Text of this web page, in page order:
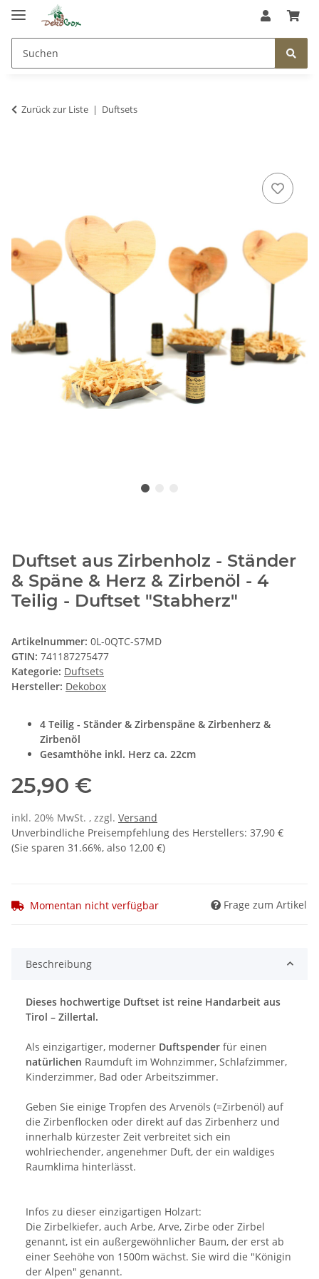
Zurück zur Liste Duftsets
Duftset aus Zirbenholz - Ständer
& Späne & Herz & Zirbenöl - 4
Teilig - Duftset "Stabherz"
Artikelnummer: 0L-0QTC-S7MD
GTIN: 741187275477
Kategorie: Duftsets
Hersteller: Dekobox
4 Teilig - Ständer & Zirbenspäne & Zirbenherz &
Zirbenöl
Gesamthöhe inkl. Herz ca. 22cm
25,90 €
inkl. 20% MwSt. , zzgl. Versand
Unverbindliche Preisempfehlung des Herstellers: 37,90 €
(Sie sparen 31.66%, also 12,00 €)
Momentan nicht verfügbar Frage zum Artikel
Beschreibung
Dieses hochwertige Duftset ist reine Handarbeit aus
Tirol – Zillertal.
Als einzigartiger, moderner Duftspender für einen
natürlichen Raumduft im Wohnzimmer, Schlafzimmer,
Kinderzimmer, Bad oder Arbeitszimmer.
Geben Sie einige Tropfen des Arvenöls (=Zirbenöl) auf
die Zirbenflocken oder direkt auf das Zirbenherz und
innerhalb kürzester Zeit verbreitet sich ein
wohlriechender, angenehmer Duft, der ein waldiges
Raumklima hinterlässt.
Infos zu dieser einzigartigen Holzart:
Die Zirbelkiefer, auch Arbe, Arve, Zirbe oder Zirbel
genannt, ist ein außergewöhnlicher Baum, der erst ab
einer Seehöhe von 1500m wächst. Sie wird die "Königin
der Alpen" genannt.